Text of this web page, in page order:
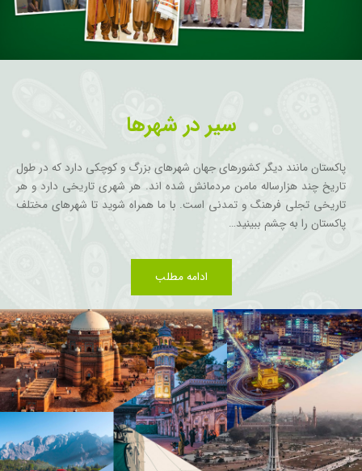
سیر در شهرها
پاکستان مانند دیگر کشورهای جهان شهرهای بزرگ و کوچکی دارد که در طول
تاریخ چند هزارساله مامن مردمانش شده اند. هر شهری تاریخی دارد و هر
تاریخی تجلی فرهنگ و تمدنی است. با ما همراه شوید تا شهرهای مختلف
پاکستان را به چشم ببینید…
ادامه مطلب